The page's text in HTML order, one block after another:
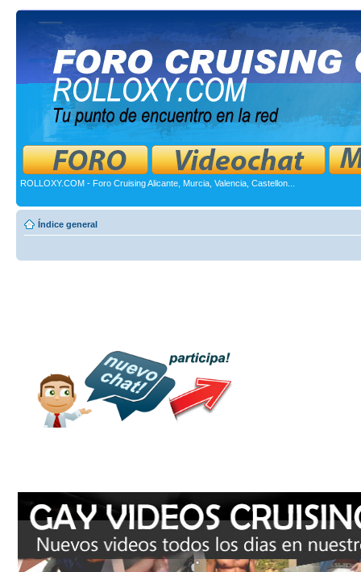
ROLLOXY.COM - Foro Cruising Alicante, Murcia, Valencia, Castellon...
Índice general